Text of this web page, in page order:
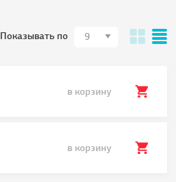
Показывать по 9
в корзину
в корзину